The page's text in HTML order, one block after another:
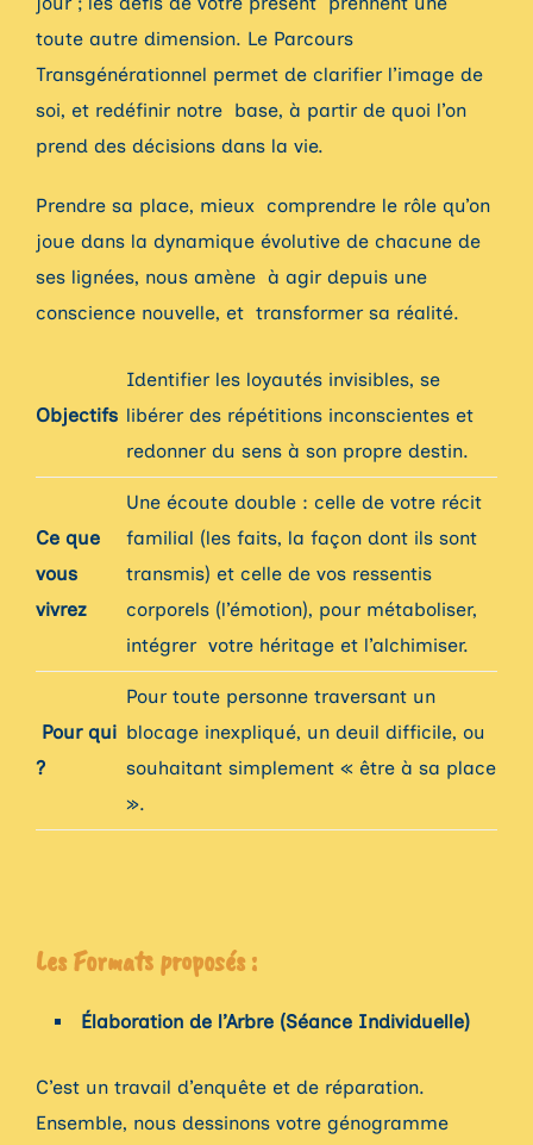
toute autre dimension. Le Parcours
Transgénérationnel permet de clarifier l’image de
soi, et redéfinir notre base, à partir de quoi l’on
prend des décisions dans la vie.
Prendre sa place, mieux comprendre le rôle qu’on
joue dans la dynamique évolutive de chacune de
ses lignées, nous amène à agir depuis une
conscience nouvelle, et transformer sa réalité.
Objectifs
Identifier les loyautés invisibles, se
libérer des répétitions inconscientes et
redonner du sens à son propre destin.
Ce que
vous
vivrez
Une écoute double : celle de votre récit
familial (les faits, la façon dont ils sont
transmis) et celle de vos ressentis
corporels (l’émotion), pour métaboliser,
intégrer votre héritage et l’alchimiser.
Pour qui
?
Pour toute personne traversant un
blocage inexpliqué, un deuil difficile, ou
souhaitant simplement « être à sa place
».
Les Formats proposés :
Élaboration de l’Arbre (Séance Individuelle)
C’est un travail d’enquête et de réparation.
Ensemble, nous dessinons votre génogramme